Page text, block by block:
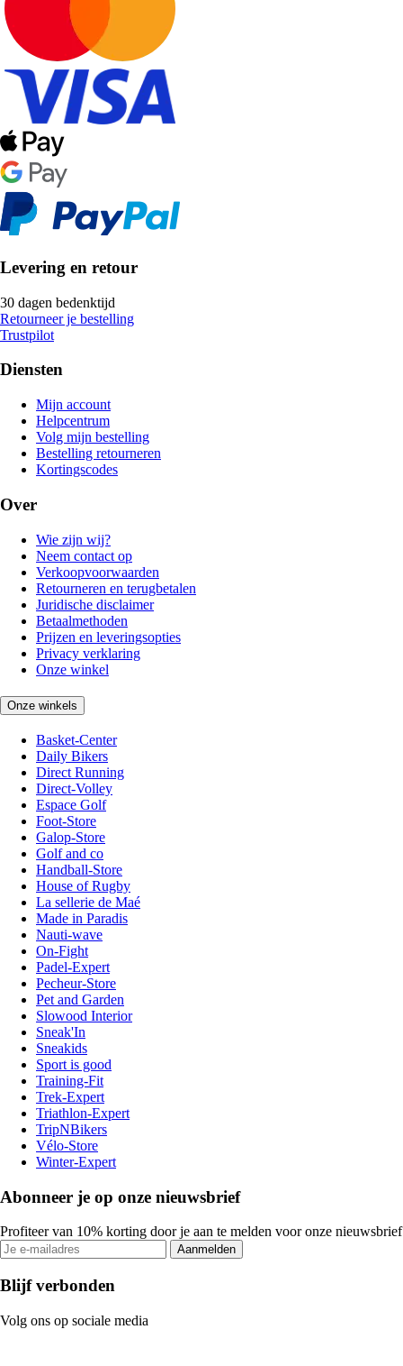
Levering en retour
30 dagen bedenktijd
Retourneer je bestelling
Trustpilot
Diensten
Mijn account
Helpcentrum
Volg mijn bestelling
Bestelling retourneren
Kortingscodes
Over
Wie zijn wij?
Neem contact op
Verkoopvoorwaarden
Retourneren en terugbetalen
Juridische disclaimer
Betaalmethoden
Prijzen en leveringsopties
Privacy verklaring
Onze winkel
Onze winkels
Basket-Center
Daily Bikers
Direct Running
Direct-Volley
Espace Golf
Foot-Store
Galop-Store
Golf and co
Handball-Store
House of Rugby
La sellerie de Maé
Made in Paradis
Nauti-wave
On-Fight
Padel-Expert
Pecheur-Store
Pet and Garden
Slowood Interior
Sneak'In
Sneakids
Sport is good
Training-Fit
Trek-Expert
Triathlon-Expert
TripNBikers
Vélo-Store
Winter-Expert
Abonneer je op onze nieuwsbrief
Profiteer van 10% korting door je aan te melden voor onze nieuwsbrief
Aanmelden
Blijf verbonden
Volg ons op sociale media